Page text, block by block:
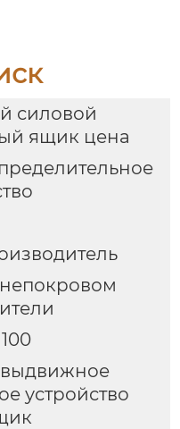
силовой
ящик цена
выдвижное
устройство